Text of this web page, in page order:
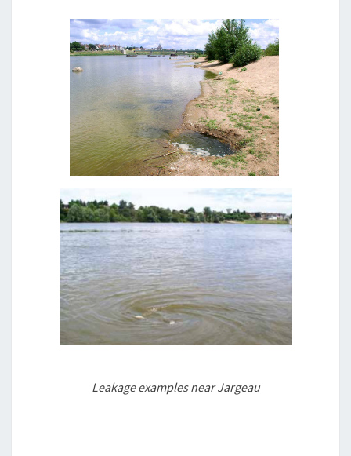
Leakage examples near Jargeau